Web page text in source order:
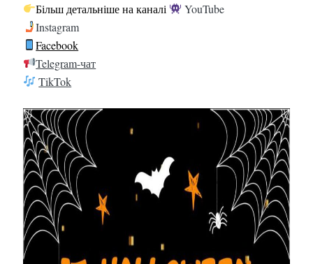
Більш детальніше на каналі
YouTube
Instagram
Facebook
Telegram-чат
TikTok